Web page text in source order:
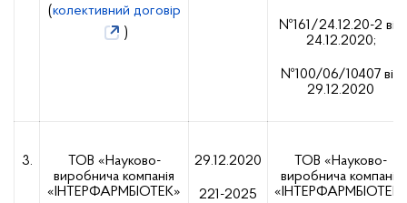
(колективний договір
)
№161/24.12.20-2 від
24.12.2020;
№100/06/10407 від
29.12.2020
3.
ТОВ «Науково-
виробнича компанія
«ІНТЕРФАРМБІОТЕК»
29.12.2020
221-2025
ТОВ «Науково-
виробнича компанія
«ІНТЕРФАРМБІОТЕК»